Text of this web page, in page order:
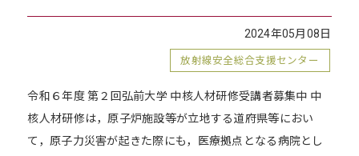
2024年05月08日
放射線安全総合支援センター
令和６年度 第２回弘前大学 中核人材研修受講者募集中 中
核人材研修は，原子炉施設等が立地する道府県等におい
て，原子力災害が起きた際にも，医療拠点となる病院とし